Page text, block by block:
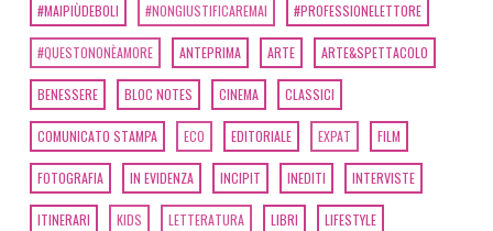
#MAIPIÙDEBOLI #NONGIUSTIFICAREMAI #PROFESSIONELETTORE
#QUESTONONÈAMORE ANTEPRIMA ARTE ARTE&SPETTACOLO
BENESSERE BLOC NOTES CINEMA CLASSICI
COMUNICATO STAMPA ECO EDITORIALE EXPAT FILM
FOTOGRAFIA IN EVIDENZA INCIPIT INEDITI INTERVISTE
ITINERARI KIDS LETTERATURA LIBRI LIFESTYLE